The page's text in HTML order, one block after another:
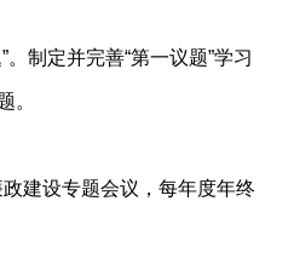
制定并完善“第一议题”学习
。
建设专题会议，每年度年终